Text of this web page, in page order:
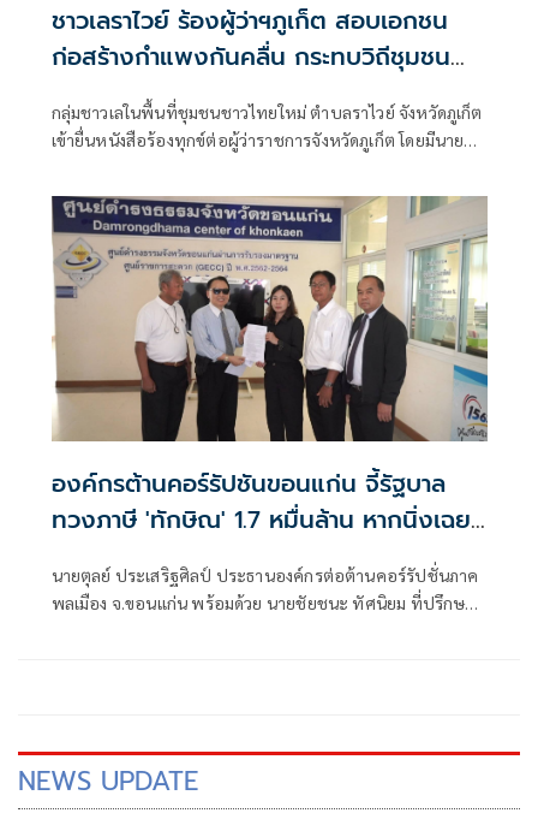
ชาวเลราไวย์ ร้องผู้ว่าฯภูเก็ต สอบเอกชน
ก่อสร้างกำแพงกันคลื่น กระทบวิถีชุมชน
ประมงพื้นบ้าน
กลุ่มชาวเลในพื้นที่ชุมชนชาวไทยใหม่ ตำบลราไวย์ จังหวัดภูเก็ต
เข้ายื่นหนังสือร้องทุกข์ต่อผู้ว่าราชการจังหวัดภูเก็ต โดยมีนายมน
องค์กรต้านคอร์รัปชันขอนแก่น จี้รัฐบาล
ทวงภาษี 'ทักษิณ' 1.7 หมื่นล้าน หากนิ่งเฉย
นายตุลย์ ประเสริฐศิลป์ ประธานองค์กรต่อต้านคอร์รัปชั่นภาค
พลเมือง จ.ขอนแก่น พร้อมด้วย นายชัยชนะ ทัศนิยม ที่ปรึกษา
NEWS UPDATE